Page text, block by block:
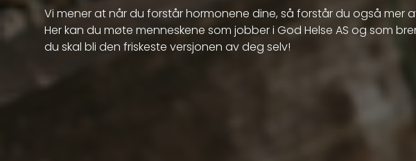
Vi mener at når du forstår hormonene dine, så forstår du også mer
Her kan du møte menneskene som jobber i God Helse AS og som
du skal bli den friskeste versjonen av deg selv!